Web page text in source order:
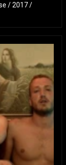
/ 2017 /